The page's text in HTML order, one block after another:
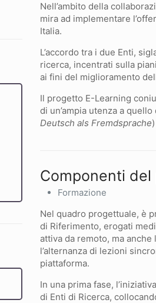
Nell’ambito della
mira ad implementare
Italia.
L’accordo tra i due Enti,
ricerca, incentrati sulla
ai fini del miglioramento
Il progetto E-Learning
di un’ampia utenza a
Deutsch als Fremdsprache
Componenti
Formazione
Nel quadro progettuale, è
di Riferimento, erogati
attiva da remoto, ma
l’alternanza di lezioni
piattaforma.
In una prima fase,
di Enti di Ricerca,